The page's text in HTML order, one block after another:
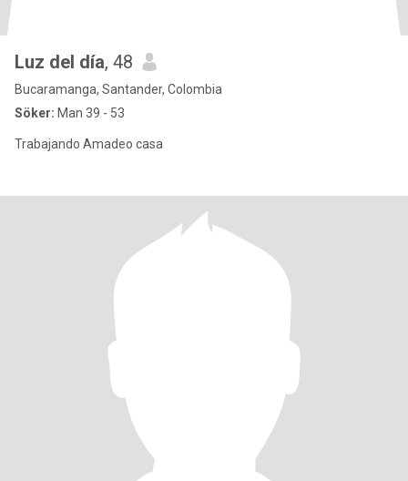
Luz del día, 48
Bucaramanga, Santander, Colombia
Söker: Man 39 - 53
Trabajando Amadeo casa